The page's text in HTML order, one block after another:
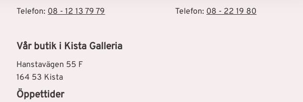
Telefon: 08 - 12 13 79 79
Vår butik i Kista Galleria
Hanstavägen 55 F
164 53 Kista
Öppettider
Telefon: 08 - 22 19 80